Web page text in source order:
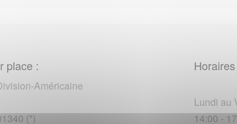
place :
Américaine
(*)
Lundi au
14:00 -